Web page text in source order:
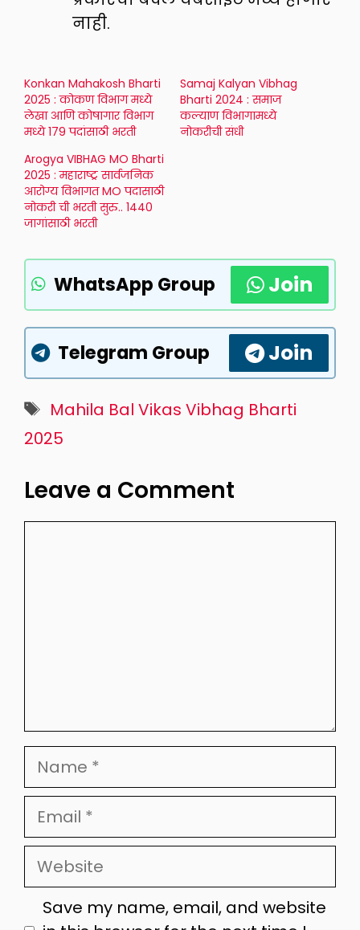
नाही.
Konkan Mahakosh Bharti
2025 : कोकण विभाग मध्ये
लेखा आणि कोषागार विभाग
मध्ये 179 पदांसाठी भरती
Samaj Kalyan Vibhag
Bharti 2024 : समाज
कल्याण विभागामध्ये
नोकरीची संधी
Arogya VIBHAG MO Bharti
2025 : महाराष्ट्र सार्वजनिक
आरोग्य विभागत MO पदासाठी
नोकरी ची भरती सुरु.. 1440
जागांसाठी भरती
WhatsApp Group Join
Telegram Group Join
Tags
Mahila Bal Vikas Vibhag Bharti
2025
Leave a Comment
Name
Email
Website
Save my name, email, and website